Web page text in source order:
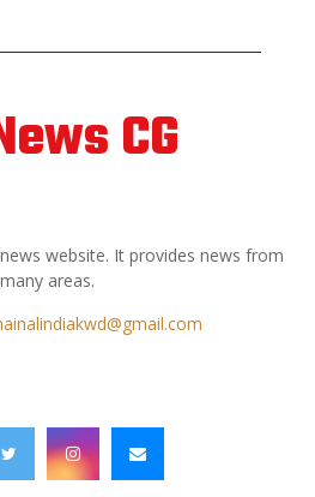
CG
website. It provides news from
many areas.